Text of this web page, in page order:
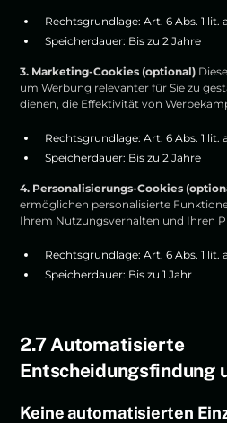
Rechtsgrundlage: Art. 6 Abs. 1 lit.
Speicherdauer: Bis zu 2 Jahre
3. Marketing-Cookies (optional)
um Werbung relevanter für Sie zu
dienen, die Effektivität von
Rechtsgrundlage: Art. 6 Abs. 1 lit.
Speicherdauer: Bis zu 2 Jahre
4. Personalisierungs-Cookies
ermöglichen personalisierte
Ihrem Nutzungsverhalten und Ihren
Rechtsgrundlage: Art. 6 Abs. 1 lit.
Speicherdauer: Bis zu 1 Jahr
2.7 Automatisierte
Entscheidungsfindung
Keine automatisierten